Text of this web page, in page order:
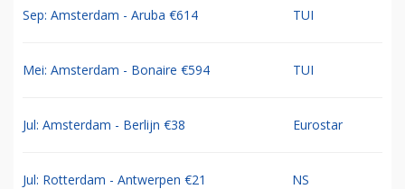
Sep: Amsterdam - Aruba €614 TUI
Mei: Amsterdam - Bonaire €594 TUI
Jul: Amsterdam - Berlijn €38 Eurostar
Jul: Rotterdam - Antwerpen €21 NS